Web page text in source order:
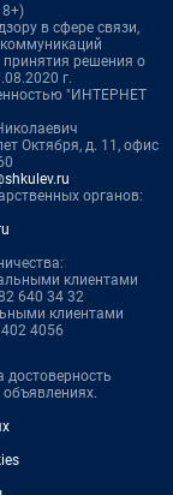
в сфере связи,
решения о
г.
"ИНТЕРНЕТ
Октября, д. 11, офис
органов:
клиентами
640 34 32
клиентами
4056
достоверность